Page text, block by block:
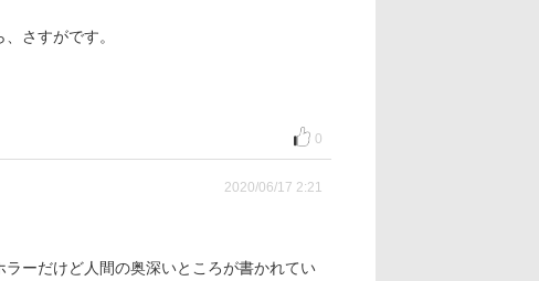
さすがです。
0
2020/06/17 2:21
ーだけど人間の奥深いところが書かれてい